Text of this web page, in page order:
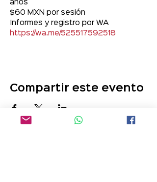
años
$60 MXN por sesión
Informes y registro por WA
https://wa.me/525517592518
Compartir este evento